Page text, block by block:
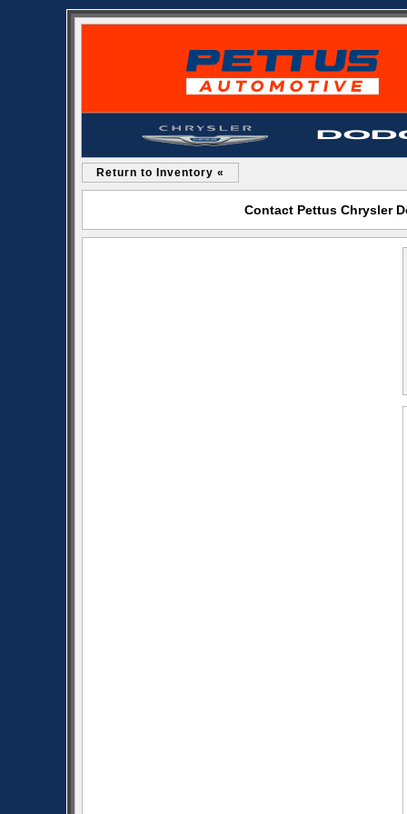
Return to Inventory «
Contact Pettus Chrysler